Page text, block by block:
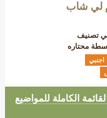
لي شاب
تصنيف
محتاره
اجنبي
القائمة الكاملة للمواضيع